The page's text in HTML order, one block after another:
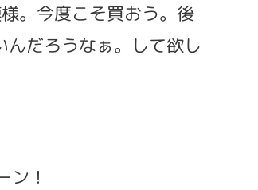
。今度こそ買おう。後
だろうなぁ。して欲し
！